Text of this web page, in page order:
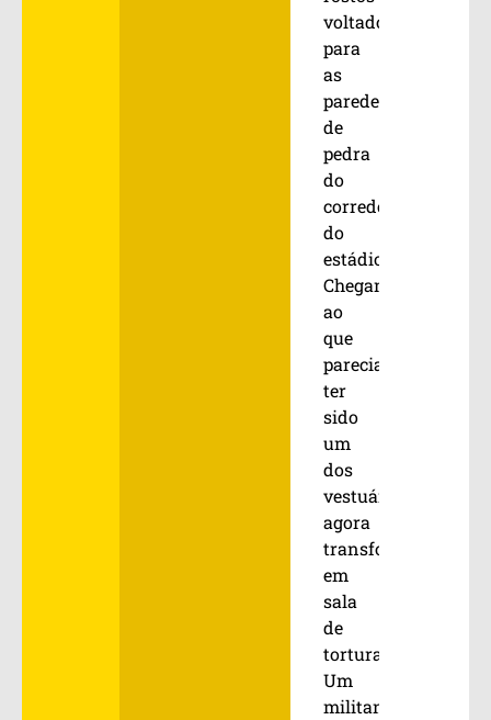
voltados
para
as
paredes
de
pedra
do
corredor
do
estádio.
Chegamos
ao
que
parecia
ter
sido
um
dos
vestuários,
agora
transformado
em
sala
de
tortura.
Um
militante